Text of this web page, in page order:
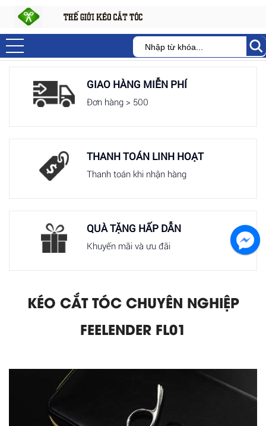
GIAO HÀNG MIỄN PHÍ
Đơn hàng > 500
THANH TOÁN LINH HOẠT
Thanh toán khi nhận hàng
QUÀ TẶNG HẤP DẪN
Khuyến mãi và ưu đãi
KÉO CẮT TÓC CHUYÊN NGHIỆP
FEELENDER FL01